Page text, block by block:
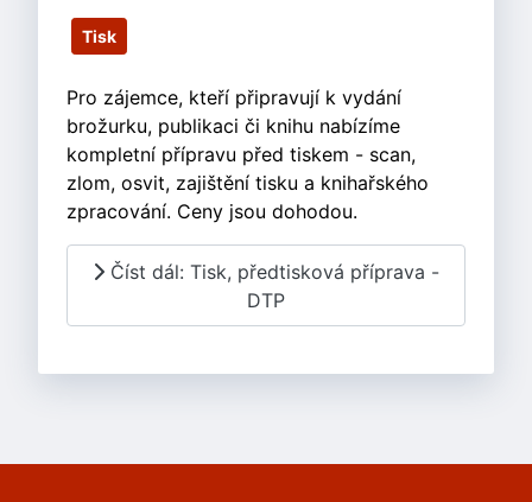
Tisk
Pro zájemce, kteří připravují k vydání
brožurku, publikaci či knihu nabízíme
kompletní přípravu před tiskem - scan,
zlom, osvit, zajištění tisku a knihařského
zpracování. Ceny jsou dohodou.
Číst dál: Tisk, předtisková příprava -
DTP